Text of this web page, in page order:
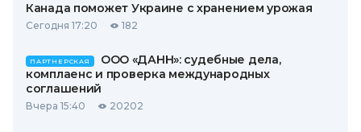
Канада поможет Украине с хранением урожая
Сегодня 17:20 182
ПАРТНЕРСКАЯ
ООО «ДАНН»: судебные дела,
комплаенс и проверка международных
соглашений
Вчера 15:40 20202